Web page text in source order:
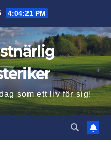
4:04:22 PM
som ett liv för sig!